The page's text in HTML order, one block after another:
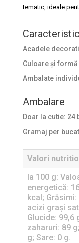
tematic, ideale
Acadele
Culoare și
Ambalate
Ambalare
Doar la cutie: 24
Gramaj per
Valori
la 100 g:
energetică:
kcal;
acizi graşi
Glucide: 99,6
zaharuri: 89
g; Sare: 0 g.